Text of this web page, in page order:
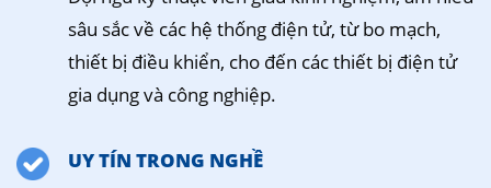
sâu sắc về các hệ thống điện tử, từ bo mạch,
thiết bị điều khiển, cho đến các thiết bị điện tử
gia dụng và công nghiệp.
UY TÍN TRONG NGHỀ